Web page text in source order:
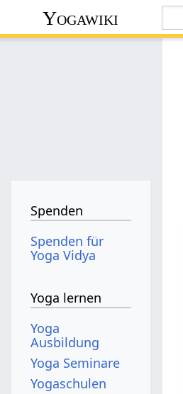
Yogawiki
Spenden
Spenden für
Yoga Vidya
Yoga lernen
Yoga
Ausbildung
Yoga Seminare
Yogaschulen